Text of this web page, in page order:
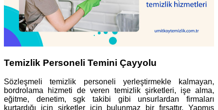
Temizlik Personeli Temini Çayyolu
Sözleşmeli temizlik personeli yerleştirmekle kalmayan,
bordrolama hizmeti de veren temizlik şirketleri, işe alma,
eğitme, denetim, sgk takibi gibi unsurlardan firmaları
kurtardığı için şirketler için bulunmaz bir fırsattır. Yapmış